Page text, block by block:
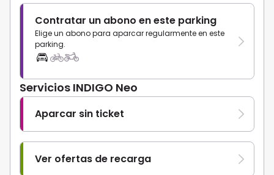
Contratar un abono en este parking
Elige un abono para aparcar regularmente en este
parking.
Servicios INDIGO Neo
Aparcar sin ticket
Ver ofertas de recarga